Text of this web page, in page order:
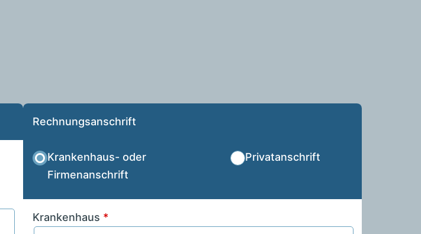
Rechnungsanschrift
Krankenhaus- oder
Firmenanschrift
Privatanschrift
Krankenhaus *